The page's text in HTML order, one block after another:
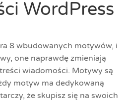
WordPress
8 wbudowanych motywów, i
one naprawdę zmieniają
wiadomości. Motywy są
motyw ma dedykowaną
że skupisz się na swoich